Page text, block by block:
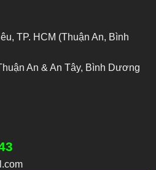
TP. HCM (Thuận An, Bình
An & An Tây, Bình Dương